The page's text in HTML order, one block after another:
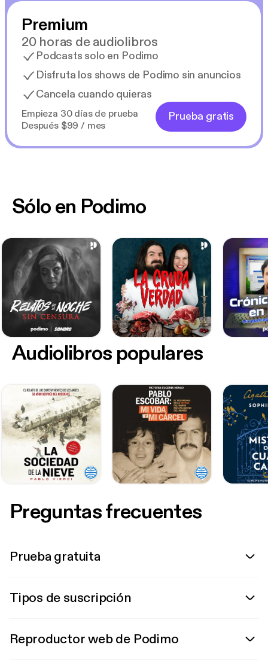
Premium
20 horas de audiolibros
Podcasts solo en Podimo
Disfruta los shows de Podimo sin anuncios
Cancela cuando quieras
Empieza 30 días de prueba
Después $99 / mes
Prueba gratis
Sólo en Podimo
Audiolibros populares
Preguntas frecuentes
Prueba gratuita
Tipos de suscripción
Reproductor web de Podimo